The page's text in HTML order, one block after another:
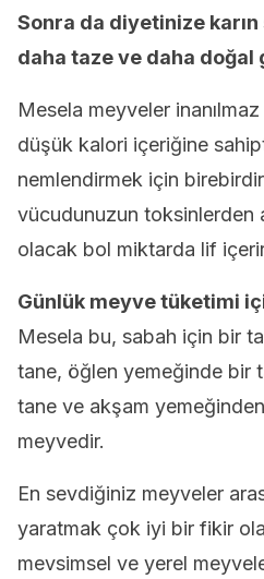
Sonra da diyetinize
daha taze ve daha doğal
Mesela meyveler
düşük kalori içeriğine
nemlendirmek için
vücudunuzun toksinlerden
olacak bol miktarda lif
Günlük meyve tüketimi
Mesela bu, sabah için bir
tane, öğlen yemeğinde bir
tane ve akşam
meyvedir.
En sevdiğiniz meyveler
yaratmak çok iyi bir fikir
mevsimsel ve yerel